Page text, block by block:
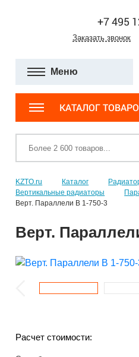
+7 495
Заказать звонок
Меню
КАТАЛОГ
KZTO.ru Каталог
Вертикальные радиаторы
Верт. Параллели В 1-750-3
Верт.
Расчет стоимости: